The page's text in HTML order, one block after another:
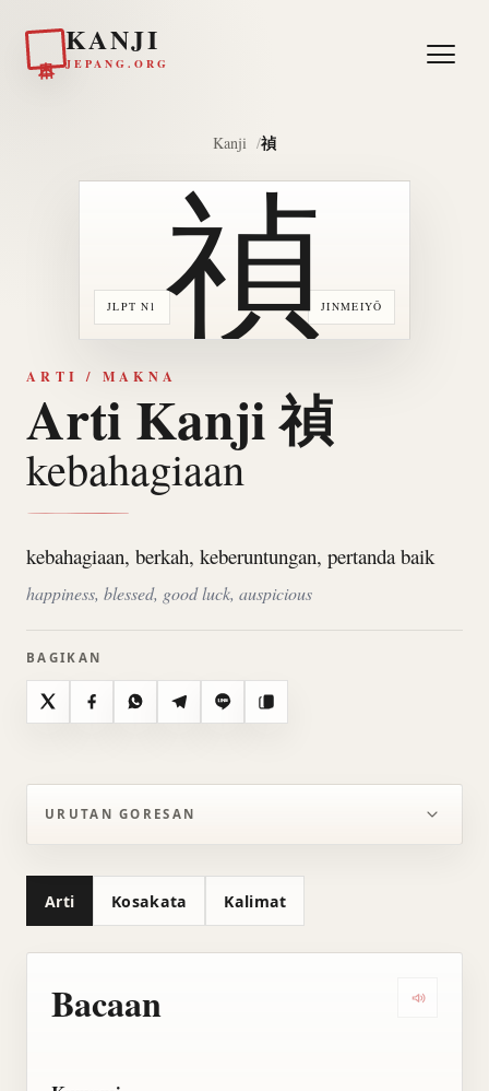
KANJI
JEPANG.ORG
Kanji 禎
JLPT N1 JINMEIYŌ
禎
ARTI / MAKNA
Arti Kanji 禎
kebahagiaan
kebahagiaan, berkah, keberuntungan, pertanda baik
happiness, blessed, good luck, auspicious
BAGIKAN
X FacebookWhatsAppTelegramLine Salin
URUTAN GORESAN
Arti Kosakata Kalimat
Bacaan